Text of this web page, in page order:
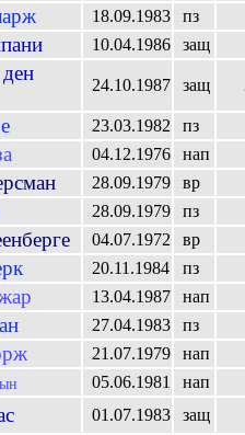
18.09.1983 пз
10.04.1986 защ
24.10.1987 защ
23.03.1982 пз
04.12.1976
нап
28.09.1979
вр
28.09.1979
пз
04.07.1972 вр
20.11.1984 пз
13.04.1987
нап
27.04.1983 пз
21.07.1979 нап
05.06.1981 нап
01.07.1983
защ